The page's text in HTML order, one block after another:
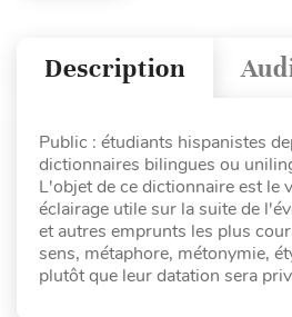
Description
Public : étudiants hispanistes
dictionnaires bilingues ou
L'objet de ce dictionnaire est le
éclairage utile sur la suite de
et autres emprunts les plus
sens, métaphore, métonymie,
plutôt que leur datation sera